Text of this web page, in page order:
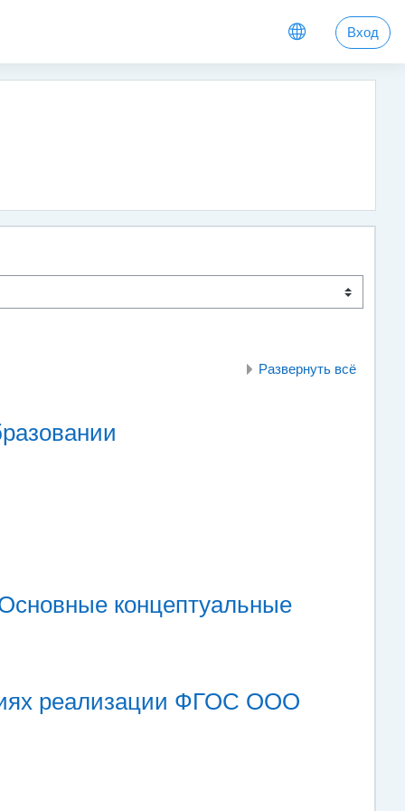
Вход
Развернуть всё
концептуальные
реализации ФГОС ООО